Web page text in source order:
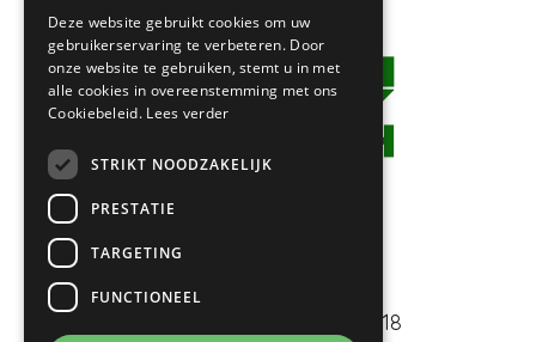
Macroweg 18
Deze website gebruikt cookies om uw
gebruikerservaring te verbeteren. Door
onze website te gebruiken, stemt u in met
alle cookies in overeenstemming met ons
Cookiebeleid. Lees verder
STRIKT NOODZAKELIJK
PRESTATIE
TARGETING
FUNCTIONEEL